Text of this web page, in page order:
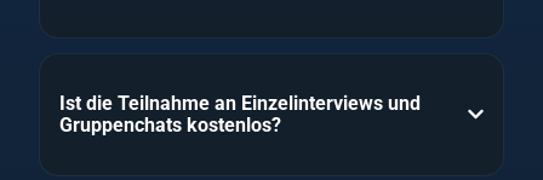
Ist die Teilnahme an Einzelinterviews und
Gruppenchats kostenlos?